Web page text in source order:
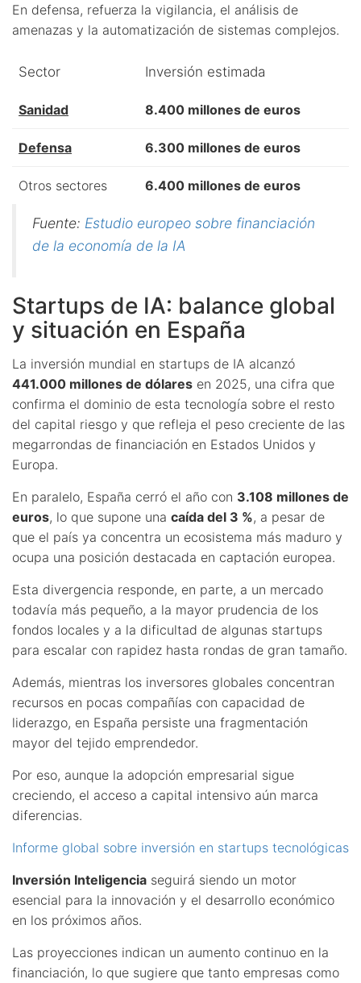
En defensa, refuerza la vigilancia, el análisis de
amenazas y la automatización de sistemas complejos.
Sector Inversión estimada
Sanidad 8.400 millones de euros
Defensa 6.300 millones de euros
Otros sectores 6.400 millones de euros
Fuente: Estudio europeo sobre financiación
de la economía de la IA
Startups de IA: balance global
y situación en España
La inversión mundial en startups de IA alcanzó
441.000 millones de dólares en 2025, una cifra que
confirma el dominio de esta tecnología sobre el resto
del capital riesgo y que refleja el peso creciente de las
megarrondas de financiación en Estados Unidos y
Europa.
En paralelo, España cerró el año con 3.108 millones de
euros, lo que supone una caída del 3 %, a pesar de
que el país ya concentra un ecosistema más maduro y
ocupa una posición destacada en captación europea.
Esta divergencia responde, en parte, a un mercado
todavía más pequeño, a la mayor prudencia de los
fondos locales y a la dificultad de algunas startups
para escalar con rapidez hasta rondas de gran tamaño.
Además, mientras los inversores globales concentran
recursos en pocas compañías con capacidad de
liderazgo, en España persiste una fragmentación
mayor del tejido emprendedor.
Por eso, aunque la adopción empresarial sigue
creciendo, el acceso a capital intensivo aún marca
diferencias.
Informe global sobre inversión en startups tecnológicas
Inversión Inteligencia seguirá siendo un motor
esencial para la innovación y el desarrollo económico
en los próximos años.
Las proyecciones indican un aumento continuo en la
financiación, lo que sugiere que tanto empresas como